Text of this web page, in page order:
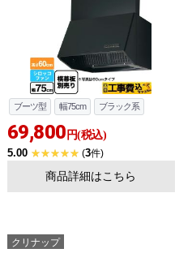
ブーツ型 幅75cm ブラック系
69,800 円(税込)
5.00 (3件)
商品詳細はこちら
クリナップ